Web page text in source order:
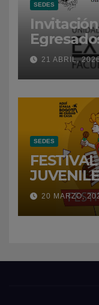
SEDES
21 ABRIL,
SEDES
20 MARZO,